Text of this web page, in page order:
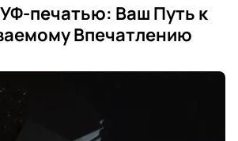
УФ-печатью: Ваш Путь к
Впечатлению